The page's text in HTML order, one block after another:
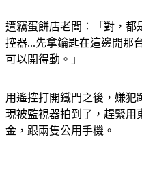
遭竊蛋餅店老闆：「對，都
控器...先拿鑰匙在這邊開那
可以開得動。」
用遙控打開鐵門之後，嫌犯
現被監視器拍到了，趕緊用
金，跟兩隻公用手機。